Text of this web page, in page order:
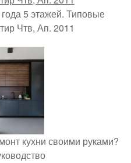
5 этажей. Типовые
Чтв, Ап. 2011
кухни своими руками?